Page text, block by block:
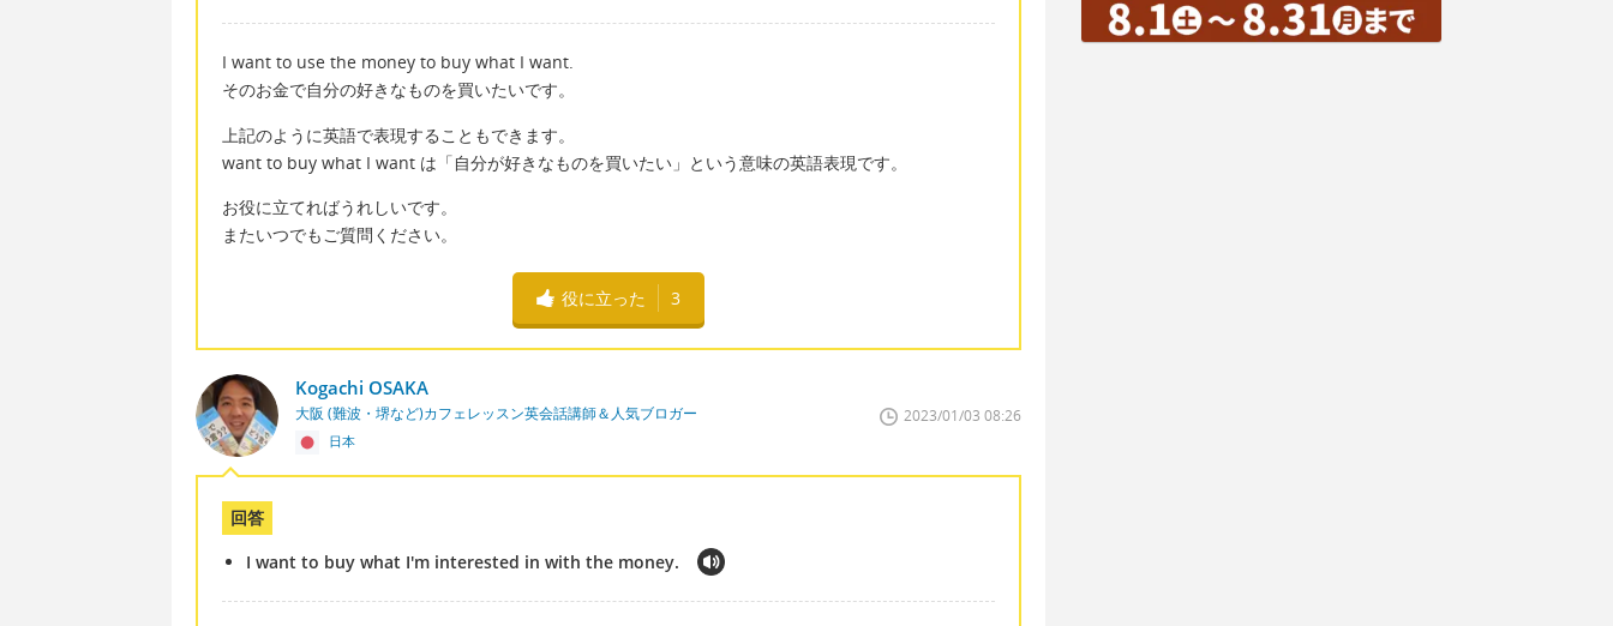
I want to use the money to buy what I want.
そのお金で自分の好きなものを買いたいです。
上記のように英語で表現することもできます。
want to buy what I want は「自分が好きなものを買いたい」という意味の英語表現です。
お役に立てればうれしいです。
またいつでもご質問ください。
役に立った 3
Kogachi OSAKA
大阪 (難波・堺など)カフェレッスン英会話講師＆人気ブロガー
日本
2023/01/03 08:26
回答
I want to buy what I'm interested in with the money.